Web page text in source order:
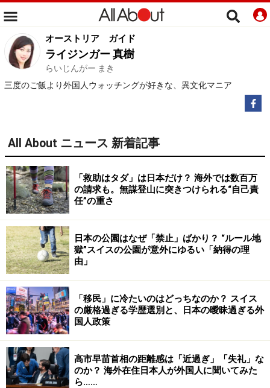
オーストリア ガイド
ライジンガー 真樹
らいじんがー まき
三度のご飯より外国人ウォッチングが好きな、異文化マニア
All About ニュース 新着記事
「救助はタダ」は日本だけ？ 海外では数百万
の請求も。無謀登山に突きつけられる“自己責
任”の重さ
日本の公園はなぜ「禁止」ばかり？ “ルール地
獄”スイスの公園が意外にゆるい「納得の理
由」
「移民」に冷たいのはどっちなのか？ スイス
の厳格過ぎる学歴選別と、日本の曖昧過ぎる外
国人政策
高市早苗首相の距離感は「近過ぎ」「失礼」な
のか？ 海外在住日本人が外国人に聞いてみた
ら……